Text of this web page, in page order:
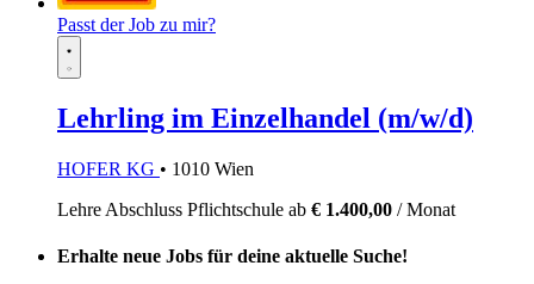
Passt der Job zu mir?
Lehrling im Einzelhandel (m/w/d)
HOFER KG • 1010 Wien
Lehre Abschluss Pflichtschule ab € 1.400,00 / Monat
Erhalte neue Jobs für deine aktuelle Suche!